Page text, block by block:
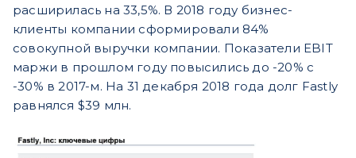
расширилась на 33,5%. В 2018 году бизнес-
клиенты компании сформировали 84%
совокупной выручки компании. Показатели EBIT
маржи в прошлом году повысились до -20% с
-30% в 2017-м. На 31 декабря 2018 года долг Fastly
равнялся $39 млн.